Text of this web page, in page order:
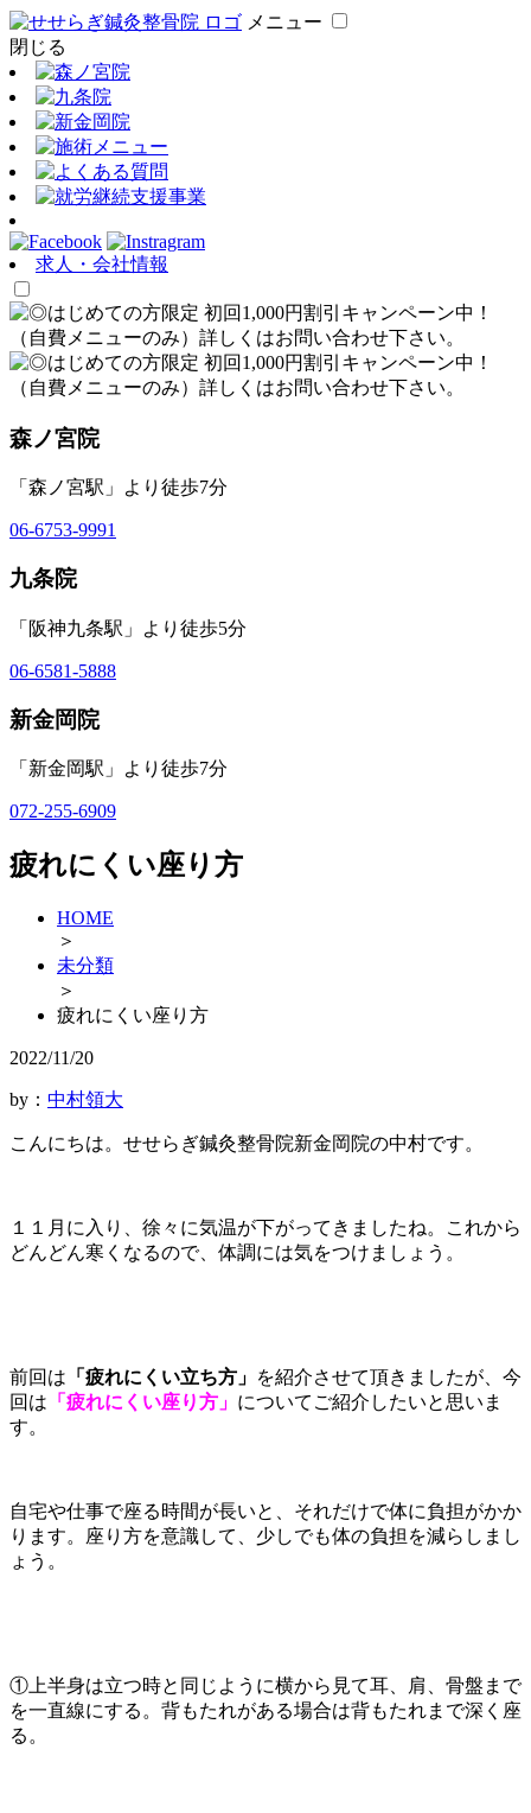
メニュー
閉じる
求人・会社情報
森ノ宮院
「森ノ宮駅」より徒歩7分
06-6753-9991
九条院
「阪神九条駅」より徒歩5分
06-6581-5888
新金岡院
「新金岡駅」より徒歩7分
072-255-6909
疲れにくい座り方
HOME
＞
未分類
＞
疲れにくい座り方
2022/11/20
by： 中村領大
こんにちは。せせらぎ鍼灸整骨院新金岡院の中村です。
１１月に入り、徐々に気温が下がってきましたね。これから
どんどん寒くなるので、体調には気をつけましょう。
前回は 「疲れにくい立ち方」 を紹介させて頂きましたが、今
回は 「疲れにくい座り方」 についてご紹介したいと思いま
す。
自宅や仕事で座る時間が長いと、それだけで体に負担がかか
ります。座り方を意識して、少しでも体の負担を減らしまし
ょう。
①上半身は立つ時と同じように横から見て耳、肩、骨盤まで
を一直線にする。背もたれがある場合は背もたれまで深く座
る。